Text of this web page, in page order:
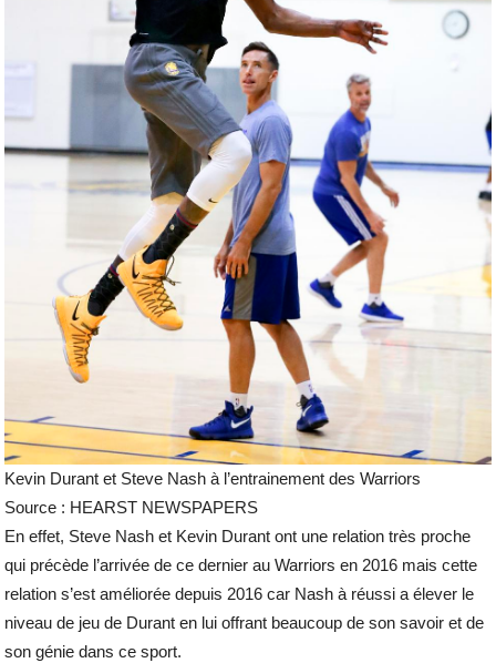
Kevin Durant et Steve Nash à l’entrainement des Warriors
Source : HEARST NEWSPAPERS
En effet, Steve Nash et Kevin Durant ont une relation très proche
qui précède l’arrivée de ce dernier au Warriors en 2016 mais cette
relation s’est améliorée depuis 2016 car Nash à réussi a élever le
niveau de jeu de Durant en lui offrant beaucoup de son savoir et de
son génie dans ce sport.